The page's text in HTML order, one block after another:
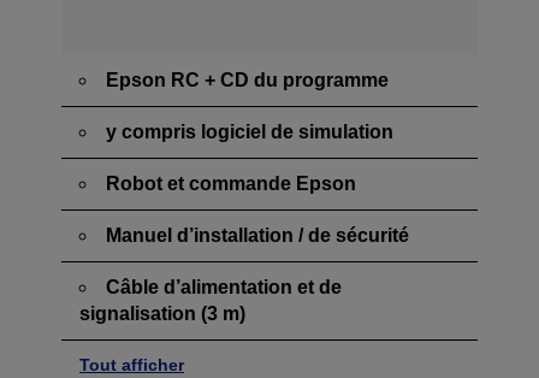
Epson RC + CD du programme
y compris logiciel de simulation
Robot et commande Epson
Manuel d’installation / de sécurité
Câble d’alimentation et de
signalisation (3 m)
Tout afficher